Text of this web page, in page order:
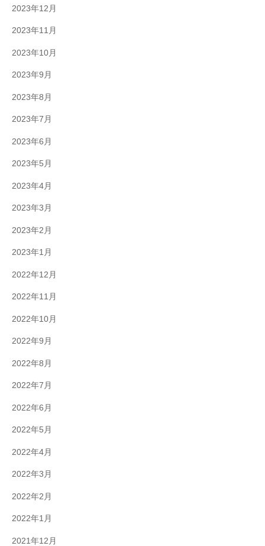
2023年12月
2023年11月
2023年10月
2023年9月
2023年8月
2023年7月
2023年6月
2023年5月
2023年4月
2023年3月
2023年2月
2023年1月
2022年12月
2022年11月
2022年10月
2022年9月
2022年8月
2022年7月
2022年6月
2022年5月
2022年4月
2022年3月
2022年2月
2022年1月
2021年12月